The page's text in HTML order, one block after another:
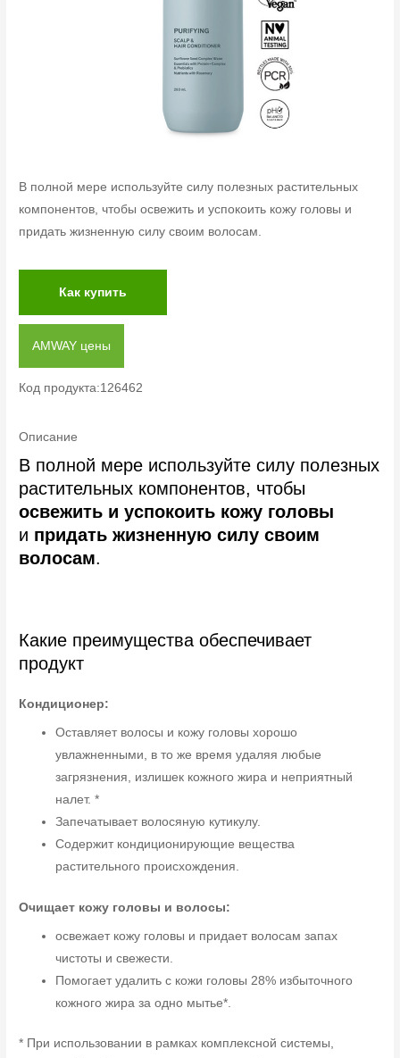
В полной мере используйте силу полезных растительных
компонентов, чтобы освежить и успокоить кожу головы и
придать жизненную силу своим волосам.
Как купить
AMWAY цены
Код продукта:126462
Описание
В полной мере используйте силу полезных
растительных компонентов, чтобы
освежить и успокоить кожу головы
и придать жизненную силу своим
волосам.
Какие преимущества обеспечивает
продукт
Кондиционер:
Оставляет волосы и кожу головы хорошо
увлажненными, в то же время удаляя любые
загрязнения, излишек кожного жира и неприятный
налет. *
Запечатывает волосяную кутикулу.
Содержит кондиционирующие вещества
растительного происхождения.
Очищает кожу головы и волосы:
освежает кожу головы и придает волосам запах
чистоты и свежести.
Помогает удалить с кожи головы 28% избыточного
кожного жира за одно мытье*.
* При использовании в рамках комплексной системы,